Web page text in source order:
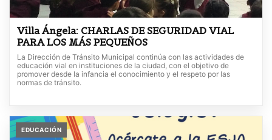
Villa Ángela: CHARLAS DE SEGURIDAD VIAL
PARA LOS MÁS PEQUEÑOS
La Dirección de Tránsito Municipal continúa con las actividades de
educación vial en instituciones de la ciudad, con el objetivo de
promover desde la infancia el conocimiento y el respeto por las
normas de tránsito.
EDUCACIÓN